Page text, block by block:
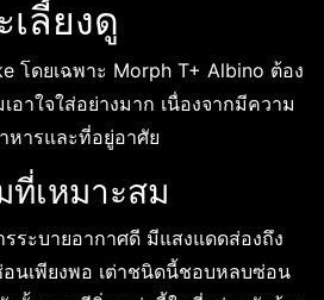
ลี้ยงดู
โดยเฉพาะ Morph T+ Albino ต้อง
อาใจใส่อย่างมาก เนื่องจากมีความ
หารและที่อยู่อาศัย
เหมาะสม
ระบายอากาศดี มีแสงแดดส่องถึง
นเพียงพอ เต่าชนิดนี้ชอบหลบซ่อน